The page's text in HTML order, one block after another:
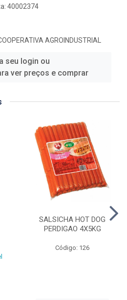
40002374
AGROINDUSTRIAL
seu login ou
ver preços e comprar
SALSICHA HOT DOG
PERDIGAO 4X5KG
Código: 126